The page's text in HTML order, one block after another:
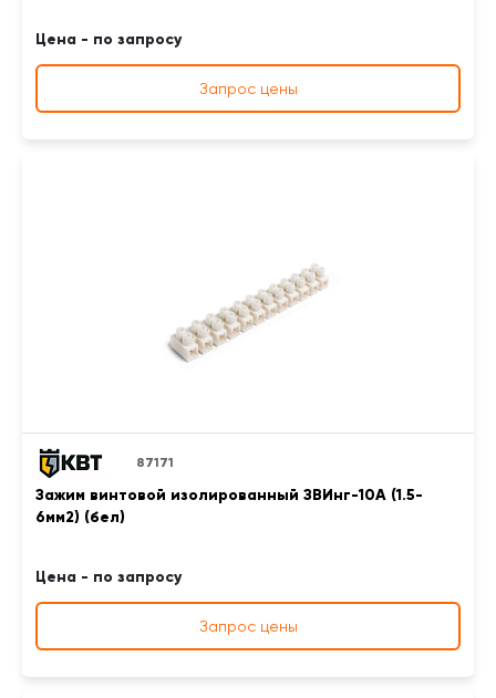
Цена - по запросу
Запрос цены
87171
Зажим винтовой изолированный ЗВИнг-10А (1.5-
6мм2) (бел)
Цена - по запросу
Запрос цены